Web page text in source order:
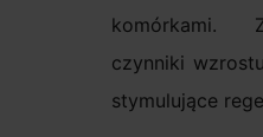
komórkami.
czynniki
stymulujące